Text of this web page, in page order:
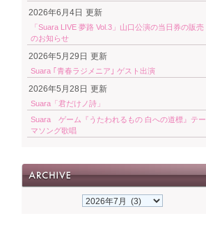
2026年6月4日 更新
「Suara LIVE 夢路 Vol.3」山口公演の当日券の販売
のお知らせ
2026年5月29日 更新
Suara ｢青春ラジメニア｣ ゲスト出演
2026年5月28日 更新
Suara「君だけノ詩」
Suara ゲーム『うたわれるもの 白への道標』テー
マソング歌唱